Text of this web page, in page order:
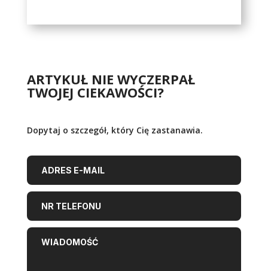
ARTYKUŁ NIE WYCZERPAŁ
TWOJEJ CIEKAWOŚCI?
Dopytaj o szczegół, który Cię zastanawia.